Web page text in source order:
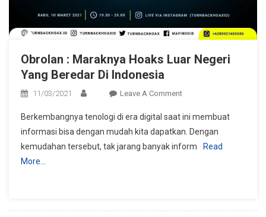
Obrolan : Maraknya Hoaks Luar Negeri
Yang Beredar Di Indonesia
11/03/2021 Leave A CommentOn
:
Maraknya
Hoaks
Berkembangnya tenologi di era digital saat ini membuat
informasi bisa dengan mudah kita dapatkan. Dengan
kemudahan tersebut, tak jarang banyak inform
Read
More…